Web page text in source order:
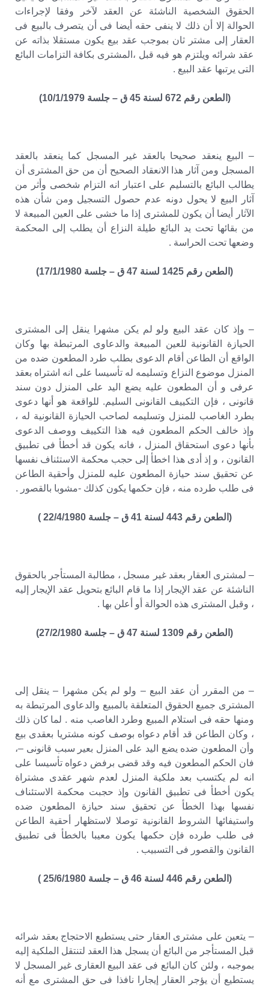
الحقوق الشخصية الناشئة عن العقد لآخر وفقا لإجراءات
الحوالة إلا أن ذلك لا ينفى حقه أيضا فى أن يتصرف بالبيع فى
العقار إلى مشتر ثان بموجب عقد بيع يكون مستقلا بذاته عن
عقد شرائه ويلتزم هو فيه قبل ،المشترى بكافة التزامات البائع
التى يرتبها عقد البيع .
(الطعن رقم 672 لسنة 45 ق – جلسة 10/1/1979)
– البيع ينعقد صحيحا بالعقد غير المسجل كما ينعقد بالعقد
المسجل ومن آثار هذا الانعقاد الصحيح أن من حق المشترى أن
يطالب البائع بالتسليم على اعتبار انه التزام شخصى وأثر من
آثار البيع لا يحول دونه عدم حصول التسجيل ومن شأن هذه
الآثار أيضا أن يكون للمشترى إذا ما خشى على العين المبيعة لا
من بقائها تحت يد البائع طيلة النزاع أن يطلب إلى المحكمة
وضعها تحت الحراسة .
(الطعن رقم 1425 لسنة 47 ق – جلسة 17/1/1980)
– وإذ كان عقد البيع ولو لم يكن مشهرا ينقل إلى المشترى
الحيازة القانونية للعين المبيعة والدعاوى المرتبطة بها وكان
الواقع أن الطاعن أقام الدعوى بطلب طرد المطعون ضده من
المنزل موضوع النزاع وتسليمه له تأسيسا على انه اشتراه بعقد
عرفى و أن المطعون عليه يضع اليد على المنزل دون سند
قانونى ، فإن التكييف القانونى السليم. للواقعة هو أنها دعوى
بطرد الغاصب للمنزل وتسليمه لصاحب الحيازة القانونية له ،
وإذ خالف الحكم المطعون فيه هذا التكييف ووصف الدعوى
بأنها دعوى استحقاق المنزل ، فانه يكون قد أخطأ فى تطبيق
القانون ، و إذ أدى هذا اخطأ إلى حجب محكمة الاستئناف نفسها
عن تحقيق سند حيازة المطعون عليه للمنزل وأحقية الطاعن
فى طلب طرده منه ، فإن حكمها يكون كذلك -مشوبا بالقصور .
(الطعن رقم 443 لسنة 41 ق – جلسة 22/4/1980 )
– لمشترى العقار بعقد غير مسجل ، مطالبة المستأجر بالحقوق
الناشئة عن عقد الإيجار إذا ما قام البائع بتحويل عقد الإيجار إليه
، وقبل المشترى هذه الحوالة أو أعلن بها .
(الطعن رقم 1309 لسنة 47 ق – جلسة 27/2/1980)
– من المقرر أن عقد البيع – ولو لم يكن مشهرا – ينقل إلى
المشترى جميع الحقوق المتعلقة بالمبيع والدعاوى المرتبطة به
ومنها حقه فى استلام المبيع وطرد الغاصب منه . لما كان ذلك
، وكان الطاعن قد أقام دعواه بوصف كونه مشتريا بعقدى بيع
وأن المطعون ضده يضع اليد على المنزل بعير سبب قانونى –،
فان الحكم المطعون فيه وقد قضى برفض دعواه تأسيسا على
انه لم يكتسب بعد ملكية المنزل لعدم شهر عقدى مشتراة
يكون أخطأ فى تطبيق القانون وإذ حجبت محكمة الاستئناف
نفسها بهذا الخطأ عن تحقيق سند حيازة المطعون ضده
واستيفائها الشروط القانونية توصلا لاستظهار أحقية الطاعن
فى طلب طرده فإن حكمها يكون معيبا بالخطأ فى تطبيق
القانون والقصور فى التسبيب .
(الطعن رقم 446 لسنة 46 ق – جلسة 25/6/1980 )
– يتعين على مشترى العقار حتى يستطيع الاحتجاج بعقد شرائه
قبل المستأجر من البائع أن يسجل هذا العقد لتنتقل الملكية إليه
بموجبه ، ولئن كان البائع فى عقد البيع العقارى غير المسجل لا
يستطيع أن يؤجر العقار إيجارا نافذا فى حق المشترى مع أنه